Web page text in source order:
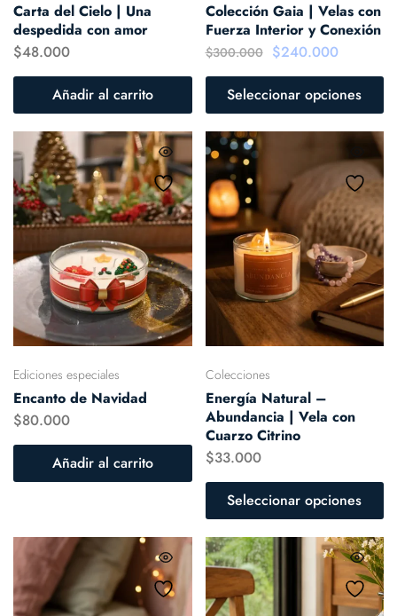
Carta del Cielo | Una
despedida con amor
$48.000
Añadir al carrito
Colección Gaia | Velas con
Fuerza Interior y Conexión
$300.000 $240.000
Seleccionar opciones
Ediciones especiales
Encanto de Navidad
$80.000
Añadir al carrito
Colecciones
Energía Natural –
Abundancia | Vela con
Cuarzo Citrino
$33.000
Seleccionar opciones